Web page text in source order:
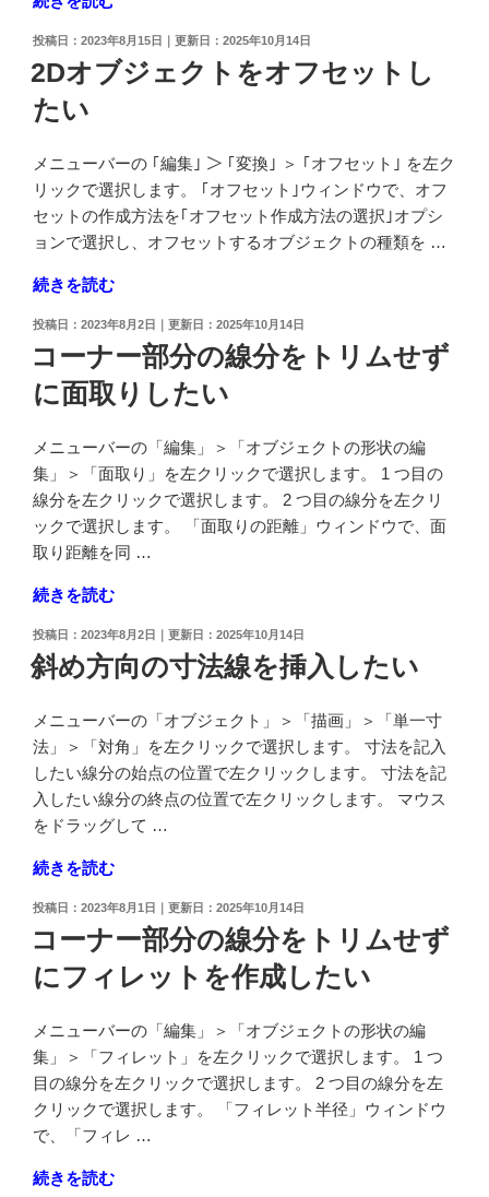
け
た
リ
ッ
を
作
成
し
い"
の
て
挿
入
た
小
さ
い
分
が
る
か
う
か
を
確
認
て
削
除
し
い"
の
投
日:
2023年8月15日 2025年10月14日
2Dオブジェクトをオフセットし
たい
メニューバーの ｢編集｣ ＞ ｢変換｣ ＞ ｢オフセット｣ を左ク
リックで選択します。 ｢オフセット｣ウィンドウで、オフ
セットの作成方法を｢オフセット作成方法の選択｣オプシ
ョンで選択し、オフセットするオブジェクトの種類を …
"2D
ブ
ジ
ェ
ト
を
オ
フ
セ
ト
し
た
い"
続きを読む
投
日:
2023年8月2日 2025年10月14日
コーナー部分の線分をトリムせず
に面取りしたい
メニューバーの「編集」＞「オブジェクトの形状の編
集」＞「面取り」を左クリックで選択します。 1 つ目の
線分を左クリックで選択します。 2 つ目の線分を左クリ
ックで選択します。 「面取りの距離」ウィンドウで、面
取り距離を同 …
"コ
ナ
ー
分
の
線
分
を
ト
リ
ム
せ
に
取
り
し
た
い"
の
続きを読む
投
稿
日:
2023年8月2日 2025年10月14日
斜め方向の寸法線を挿入したい
メニューバーの「オブジェクト」＞「描画」＞「単一寸
法」＞「対角」を左クリックで選択します。 寸法を記入
したい線分の始点の位置で左クリックします。 寸法を記
入したい線分の終点の位置で左クリックします。 マウス
をドラッグして …
"斜
方
向
の
法
線
を
挿
入
た
続きを読む
投
日:
2023年8月1日 2025年10月14日
コーナー部分の線分をトリムせず
にフィレットを作成したい
メニューバーの「編集」＞「オブジェクトの形状の編
集」＞「フィレット」を左クリックで選択します。 1 つ
目の線分を左クリックで選択します。 2 つ目の線分を左
クリックで選択します。 「フィレット半径」ウィンドウ
で、「フィレ …
"コ
続きを読む